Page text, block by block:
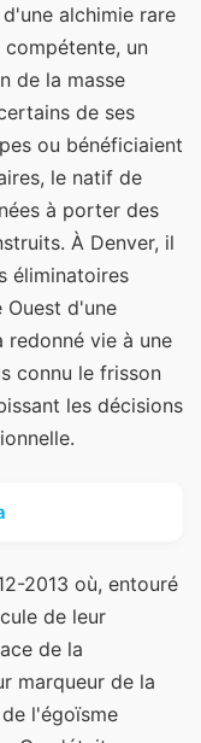
alchimie rare
un
de la masse
de ses
ou bénéficiaient
le natif de
à porter des
À Denver, il
éliminatoires
Ouest d'une
vie à une
connu le frisson
les décisions
2013 où, entouré
de leur
de la
marqueur de la
l'égoïsme